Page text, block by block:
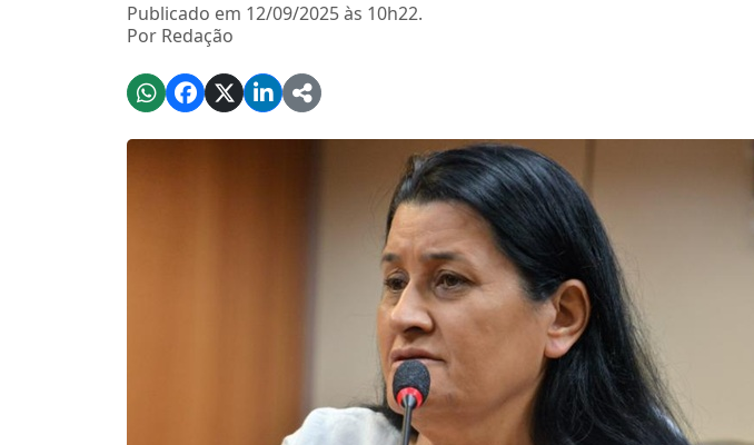
Publicado em 12/09/2025 às 10h22.
Por Redação